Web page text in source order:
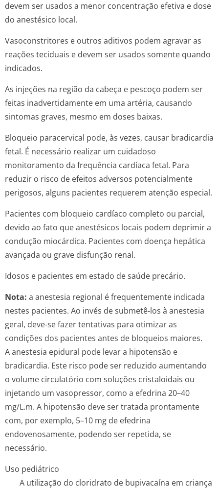
devem ser usados a menor concentração efetiva e dose
do anestésico local.
Vasoconstritores e outros aditivos podem agravar as
reações teciduais e devem ser usados somente quando
indicados.
As injeções na região da cabeça e pescoço podem ser
feitas inadvertidamente em uma artéria, causando
sintomas graves, mesmo em doses baixas.
Bloqueio paracervical pode, às vezes, causar bradicardia
fetal. É necessário realizar um cuidadoso
monitoramento da frequência cardíaca fetal. Para
reduzir o risco de efeitos adversos potencialmente
perigosos, alguns pacientes requerem atenção especial.
Pacientes com bloqueio cardíaco completo ou parcial,
devido ao fato que anestésicos locais podem deprimir a
condução miocárdica. Pacientes com doença hepática
avançada ou grave disfunção renal.
Idosos e pacientes em estado de saúde precário.
Nota: a anestesia regional é frequentemente indicada
nestes pacientes. Ao invés de submetê-los à anestesia
geral, deve-se fazer tentativas para otimizar as
condições dos pacientes antes de bloqueios maiores.
A anestesia epidural pode levar a hipotensão e
bradicardia. Este risco pode ser reduzido aumentando
o volume circulatório com soluções cristaloidais ou
injetando um vasopressor, como a efedrina 20–40
mg/L.m. A hipotensão deve ser tratada prontamente
com, por exemplo, 5–10 mg de efedrina
endovenosamente, podendo ser repetida, se
necessário.
Uso pediátrico
A utilização do cloridrato de bupivacaína em criança